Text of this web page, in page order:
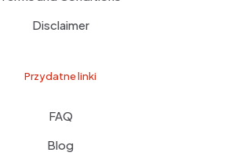
Disclaimer
Przydatne linki
FAQ
Blog